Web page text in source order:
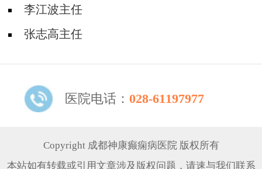
李江波主任
张志高主任
医院电话： 028-61197977
Copyright 成都神康癫痫病医院 版权所有
本站如有转载或引用文章涉及版权问题，请速与我们联系